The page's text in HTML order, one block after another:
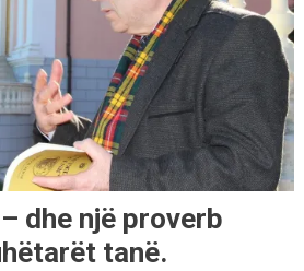
dhe një proverb
tanë.